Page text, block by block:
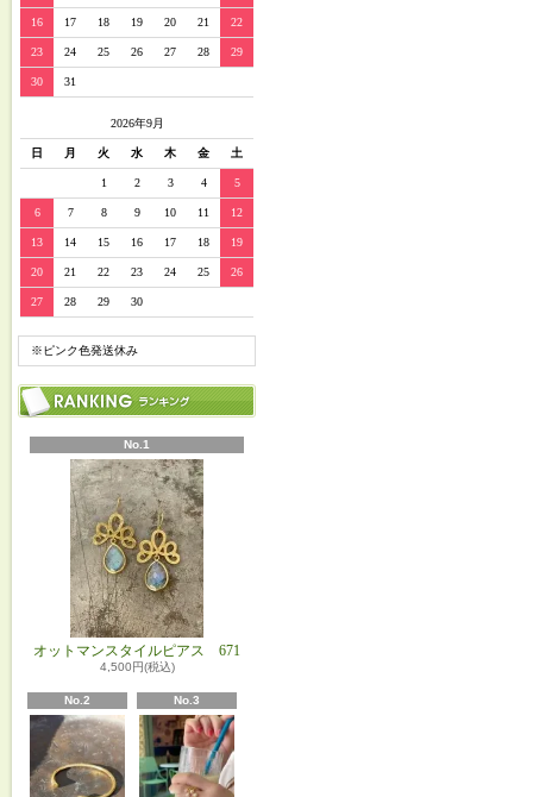
16 17 18 19 20 21 22
23 24 25 26 27 28 29
30 31
2026年9月
日 月 火 水 木 金 土
1 2 3 4 5
6 7 8 9 10 11 12
13 14 15 16 17 18 19
20 21 22 23 24 25 26
27 28 29 30
※ピンク色発送休み
No.1
オットマンスタイルピアス 671
4,500円(税込)
No.2 No.3